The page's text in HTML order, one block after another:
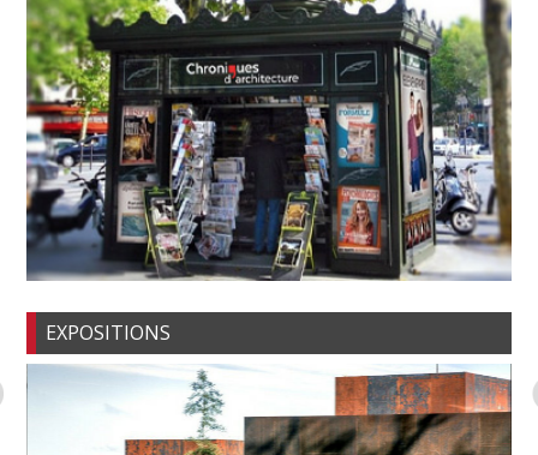
EXPOSITIONS